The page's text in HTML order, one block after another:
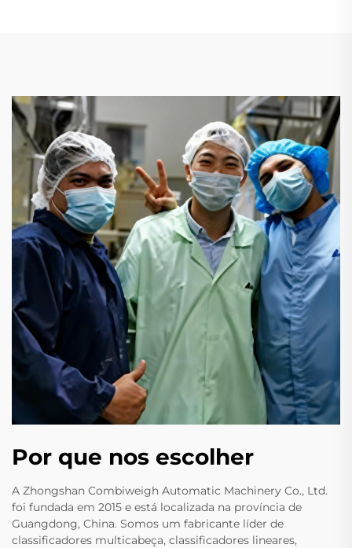
Por que nos escolher
A Zhongshan Combiweigh Automatic Machinery Co., Ltd.
foi fundada em 2015 e está localizada na província de
Guangdong, China. Somos um fabricante líder de
classificadores multicabeça, classificadores lineares,